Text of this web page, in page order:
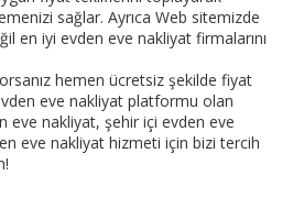
sağlar. Ayrıca Web sitemizde
en iyi evden eve nakliyat firmalarını
hemen ücretsiz şekilde fiyat
eve nakliyat platformu olan
eve nakliyat, şehir içi evden eve
eve nakliyat hizmeti için bizi tercih